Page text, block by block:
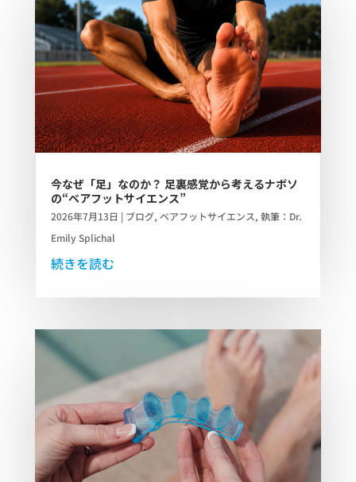
今なぜ「足」なのか？ 足裏感覚から考えるナボソ
の“ベアフットサイエンス”
2026年7月13日 | ブログ, ベアフットサイエンス, 執筆：Dr.
Emily Splichal
続きを読む